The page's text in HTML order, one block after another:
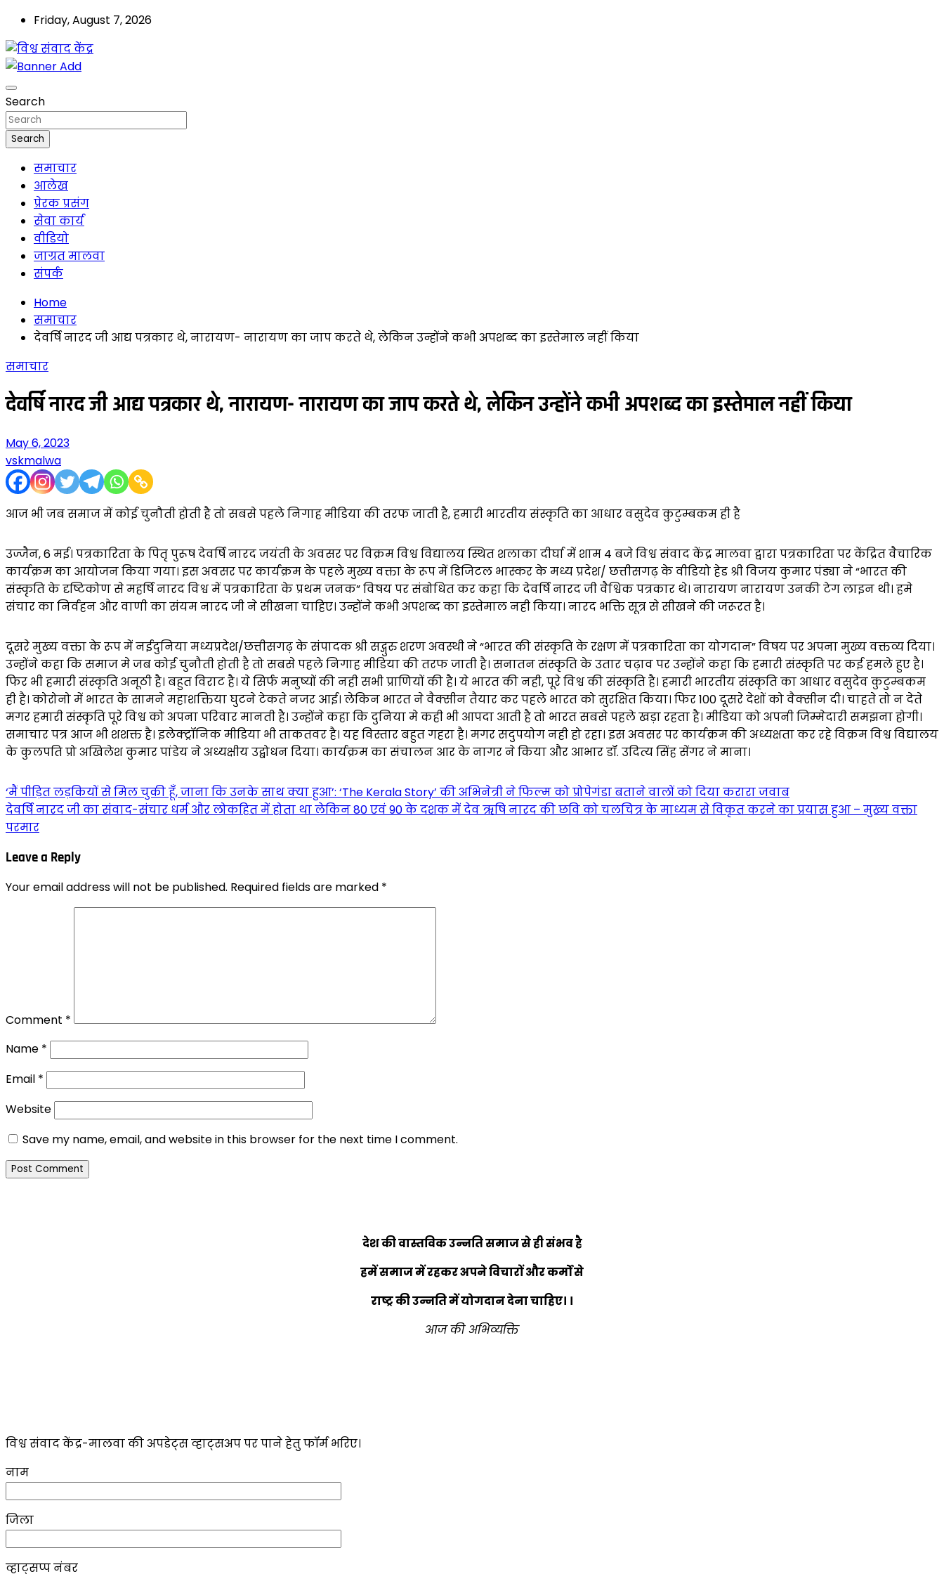
Friday, August 7, 2026
विश्व संवाद केंद्र
Search
Search
समाचार
आलेख
प्रेरक प्रसंग
सेवा कार्य
वीडियो
जाग्रत मालवा
संपर्क
Home
समाचार
देवर्षि नारद जी आद्य पत्रकार थे, नारायण- नारायण का जाप करते थे, लेकिन उन्होंने कभी अपशब्द का इस्तेमाल नहीं किया
समाचार
देवर्षि नारद जी आद्य पत्रकार थे, नारायण- नारायण का जाप करते थे, लेकिन उन्होंने कभी अपशब्द का इस्तेमाल नहीं किया
May 6, 2023
vskmalwa
आज भी जब समाज में कोई चुनौती होती है तो सबसे पहले निगाह मीडिया की तरफ जाती है, हमारी भारतीय संस्कृति का आधार वसुदेव कुटुम्बकम ही है
उज्जैन, 6 मई। पत्रकारिता के पितृ पुरूष देवर्षि नारद जयंती के अवसर पर विक्रम विश्व विद्यालय स्थित शलाका दीर्घा में शाम 4 बजे विश्व संवाद केंद्र मालवा द्वारा पत्रकारिता पर केंद्रित वैचारिक
कार्यक्रम का आयोजन किया गया। इस अवसर पर कार्यक्रम के पहले मुख्य वक्ता के रूप में डिजिटल भास्कर के मध्य प्रदेश/ छत्तीसगढ़ के वीडियो हेड श्री विजय कुमार पंड्या ने “भारत की
संस्कृति के दृष्टिकोण से महर्षि नारद विश्व में पत्रकारिता के प्रथम जनक” विषय पर संबोधित कर कहा कि देवर्षि नारद जी वैश्विक पत्रकार थे। नारायण नारायण उनकी टेग लाइन थी। हमे
संचार का निर्वहन और वाणी का संयम नारद जी ने सीखना चाहिए। उन्होंने कभी अपशब्द का इस्तेमाल नही किया। नारद भक्ति सूत्र से सीखने की जरूरत है।
दूसरे मुख्य वक्ता के रूप में नईदुनिया मध्यप्रदेश/छत्तीसगढ़ के संपादक श्री सद्गुरु शरण अवस्थी ने “भारत की संस्कृति के रक्षण में पत्रकारिता का योगदान” विषय पर अपना मुख्य वक्तव्य दिया।
उन्होंने कहा कि समाज मे जब कोई चुनौती होती है तो सबसे पहले निगाह मीडिया की तरफ जाती है। सनातन संस्कृति के उतार चढ़ाव पर उन्होंने कहा कि हमारी संस्कृति पर कई हमले हुए है।
फिर भी हमारी संस्कृति अनूठी है। बहुत विराट है। ये सिर्फ मनुष्यों की नही सभी प्राणियों की है। ये भारत की नही, पूरे विश्व की संस्कृति है। हमारी भारतीय संस्कृति का आधार वसुदेव कुटुम्बकम
ही है। कोरोनो में भारत के सामने महाशक्तिया घुटने टेकते नजर आई। लेकिन भारत ने वैक्सीन तैयार कर पहले भारत को सुरक्षित किया। फिर 100 दूसरे देशों को वैक्सीन दी। चाहते तो न देते
मगर हमारी संस्कृति पूरे विश्व को अपना परिवार मानती है। उन्होंने कहा कि दुनिया मे कही भी आपदा आती है तो भारत सबसे पहले खड़ा रहता है। मीडिया को अपनी जिम्मेदारी समझना होगी।
समाचार पत्र आज भी शशक्त है। इलेक्ट्रॉनिक मीडिया भी ताकतवर है। यह विस्तार बहुत गहरा है। मगर सदुपयोग नही हो रहा। इस अवसर पर कार्यक्रम की अध्यक्षता कर रहे विक्रम विश्व विद्यालय
के कुलपति प्रो अखिलेश कुमार पांडेय ने अध्यक्षीय उद्बोधन दिया। कार्यक्रम का संचालन आर के नागर ने किया और आभार डॉ. उदित्य सिंह सेंगर ने माना।
‘मैं पीड़ित लड़कियों से मिल चुकी हूँ, जाना कि उनके साथ क्या हुआ’: ‘The Kerala Story’ की अभिनेत्री ने फिल्म को प्रोपेगंडा बताने वालों को दिया करारा जवाब
देवर्षि नारद जी का संवाद-संचार धर्म और लोकहित में होता था लेकिन 80 एवं 90 के दशक में देव ऋषि नारद की छवि को चलचित्र के माध्यम से विकृत करने का प्रयास हुआ – मुख्य वक्ता
परमार
Leave a Reply
Your email address will not be published. Required fields are marked *
Comment *
Name *
Email *
Website
Save my name, email, and website in this browser for the next time I comment.
देश की वास्तविक उन्नति समाज से ही संभव है
हमें समाज में रहकर अपने विचारों और कर्मों से
राष्ट्र की उन्नति में योगदान देना चाहिए। ।
आज की अभिव्यक्ति
विश्व संवाद केंद्र-मालवा की अपडेट्स व्हाट्सअप पर पाने हेतु फॉर्म भरिए।
नाम
जिला
व्हाट्सप्प नंबर